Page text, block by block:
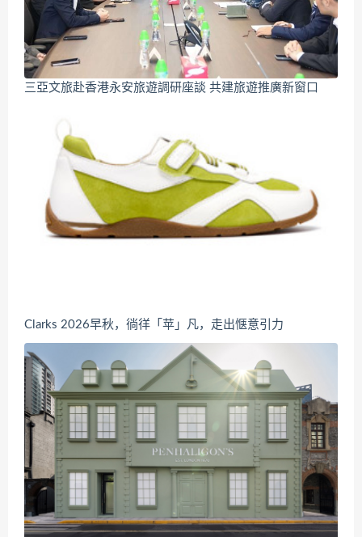
三亞文旅赴香港永安旅遊調研座談 共建旅遊推廣新窗口
Clarks 2026早秋，徜徉「苹」凡，走出惬意引力